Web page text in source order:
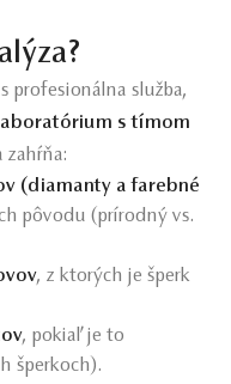
profesionálna služba,
s tímom
zahŕňa:
(diamanty a farebné
pôvodu (prírodný vs.
, z ktorých je šperk
, pokiaľ je to
šperkoch).